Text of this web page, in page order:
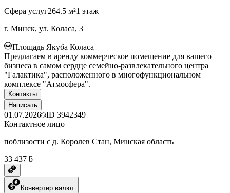
Сфера услуг264.5 м²1 этаж
г. Минск, ул. Коласа, 3
Площадь Якуба Коласа
Предлагаем в аренду коммерческое помещение для вашего
бизнеса в самом сердце семейно-развлекательного центра
"Галактика", расположенного в многофункциональном
комплексе "Атмосфера".
Контакты
Написать
01.07.2026 ID 3942349
Контактное лицо
поблизости с д. Королев Стан, Минская область
33 437 ƃ
Конвертер валют